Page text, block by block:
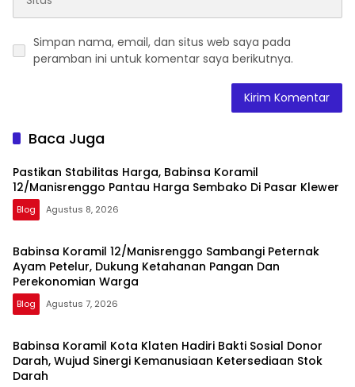
Simpan nama, email, dan situs web saya pada
peramban ini untuk komentar saya berikutnya.
Baca Juga
Pastikan Stabilitas Harga, Babinsa Koramil
12/Manisrenggo Pantau Harga Sembako Di Pasar Klewer
Blog Agustus 8, 2026
Babinsa Koramil 12/Manisrenggo Sambangi Peternak
Ayam Petelur, Dukung Ketahanan Pangan Dan
Perekonomian Warga
Blog Agustus 7, 2026
Babinsa Koramil Kota Klaten Hadiri Bakti Sosial Donor
Darah, Wujud Sinergi Kemanusiaan Ketersediaan Stok
Darah